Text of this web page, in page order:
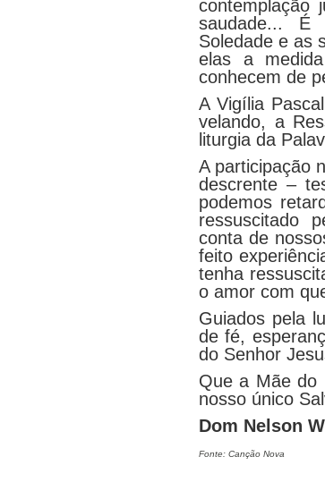
contemplação
saudade... É
Soledade e as
elas a
conhecem de
A Vigília
velando, a
liturgia da
A participação
descrente –
podemos
ressuscitado
conta de
feito
tenha
o amor com
Guiados pela
de fé,
do Senhor
Que a Mãe do
nosso único
Dom Nelson
Fonte: Canção Nova